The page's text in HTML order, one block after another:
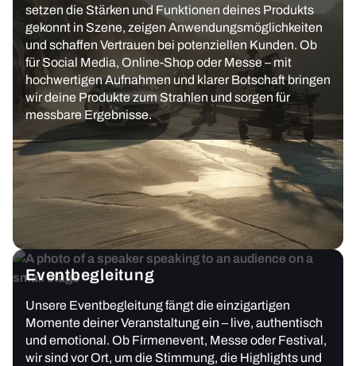
setzen die Stärken und Funktionen deines Produkts
gekonnt in Szene, zeigen Anwendungsmöglichkeiten
und schaffen Vertrauen bei potenziellen Kunden. Ob
für Social Media, Online-Shop oder Messe – mit
hochwertigen Aufnahmen und klarer Botschaft bringen
wir deine Produkte zum Strahlen und sorgen für
messbare Ergebnisse.
Eventbegleitung
Unsere Eventbegleitung fängt die einzigartigen
Momente deiner Veranstaltung ein – live, authentisch
und emotional. Ob Firmenevent, Messe oder Festival,
wir sind vor Ort, um die Stimmung, die Highlights und